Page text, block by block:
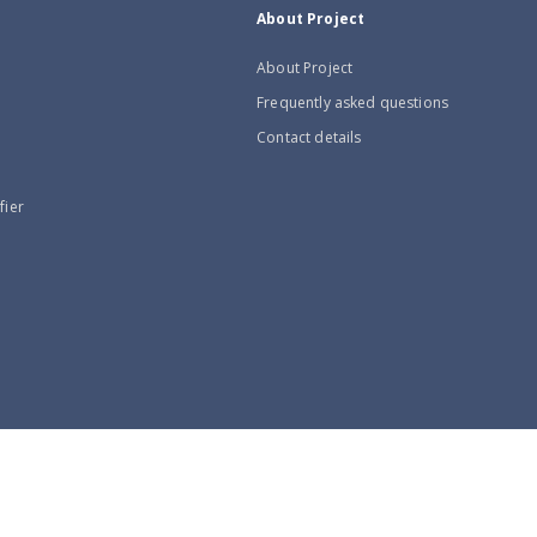
About Project
About Project
Frequently asked questions
Contact details